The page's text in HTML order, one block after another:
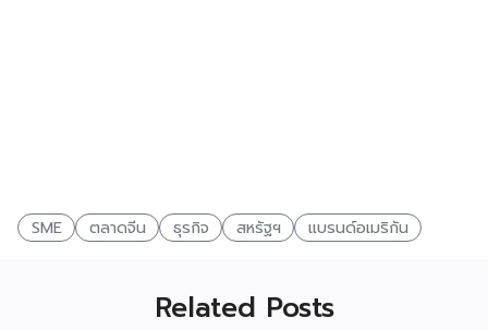
SME ตลาดจีน ธุรกิจ สหรัฐฯ แบรนด์อเมริกัน
Related Posts